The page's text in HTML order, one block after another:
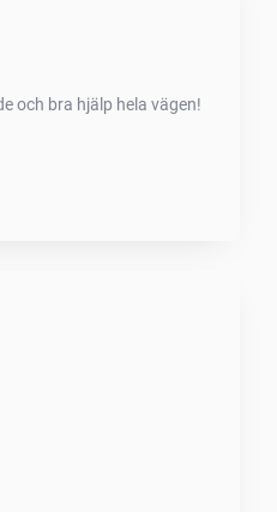
och bra hjälp hela vägen!